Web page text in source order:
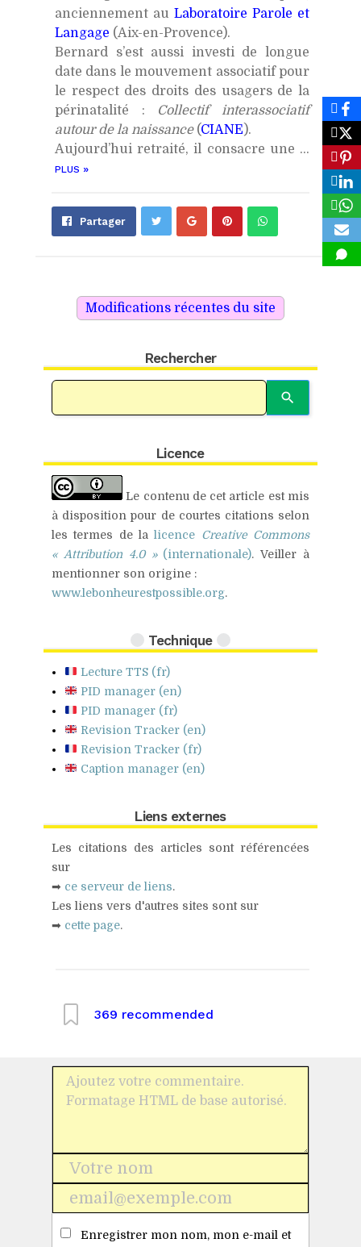
anciennement au Laboratoire Parole et
Langage (Aix-en-Provence).
Bernard s’est aussi investi de longue
date dans le mouvement associatif pour
le respect des droits des usagers de la
périnatalité : Collectif interassociatif
autour de la naissance(CIANE).
Aujourd’hui retraité, il consacre une ...
PLUS »
Partager PartagerÉpinglerSend
Rechercher
Licence
Le contenu de cet article est mis
à disposition pour de courtes citations selon
les termes de lalicence Creative Commons
« Attribution 4.0 »(internationale). Veiller à
mentionner son origine :
www.lebonheurestpossible.org.
Technique
Lecture TTS(fr)
PID manager (en)
PID manager (fr)
Revision Tracker (en)
Revision Tracker (fr)
Caption manager (en)
Liens externes
Les citations des articles sont référencées
sur
➡ ce serveur de liens.
Les liens vers d'autres sites sont sur
➡ cette page.
369 recommended
Nom
E-
mailEnregistrer mon nom, mon e-mail et